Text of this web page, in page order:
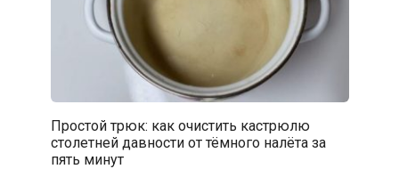
Простой трюк: как очистить кастрюлю
столетней давности от тёмного налёта за
пять минут